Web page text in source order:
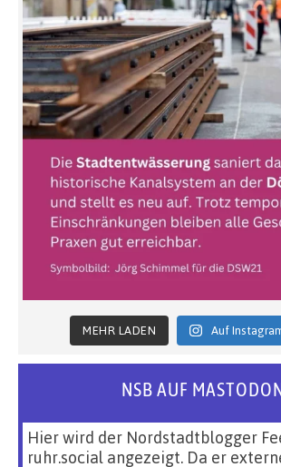
MEHR LADEN Auf
NSB AUF
Hier wird der Nordstadtblogger
ruhr.social angezeigt. Da er